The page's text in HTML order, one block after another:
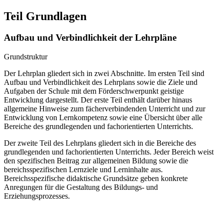
Teil Grundlagen
Aufbau und Verbindlichkeit der Lehrpläne
Grundstruktur
Der Lehrplan gliedert sich in zwei Abschnitte. Im ersten Teil sind
Aufbau und Verbindlichkeit des Lehrplans sowie die Ziele und
Aufgaben der Schule mit dem Förderschwerpunkt geistige
Entwicklung dargestellt. Der erste Teil enthält darüber hinaus
allgemeine Hinweise zum fächerverbindenden Unterricht und zur
Entwicklung von Lernkompetenz sowie eine Übersicht über alle
Bereiche des grundlegenden und fachorientierten Unterrichts.
Der zweite Teil des Lehrplans gliedert sich in die Bereiche des
grundlegenden und fachorientierten Unterrichts. Jeder Bereich weist
den spezifischen Beitrag zur allgemeinen Bildung sowie die
bereichsspezifischen Lernziele und Lerninhalte aus.
Bereichsspezifische didaktische Grundsätze geben konkrete
Anregungen für die Gestaltung des Bildungs- und
Erziehungsprozesses.